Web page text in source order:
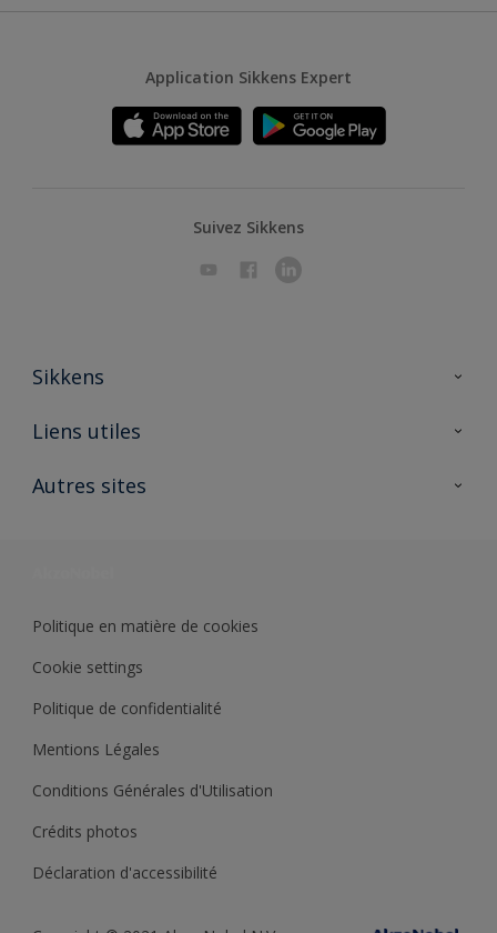
Application Sikkens Expert
Suivez Sikkens
Sikkens
A propos de Sikkens
Liens utiles
Ouvrir un magasin PASS
Autres sites
Politique en matière de cookies
Cookie settings
Politique de confidentialité
Mentions Légales
Conditions Générales d'Utilisation
Crédits photos
Déclaration d'accessibilité